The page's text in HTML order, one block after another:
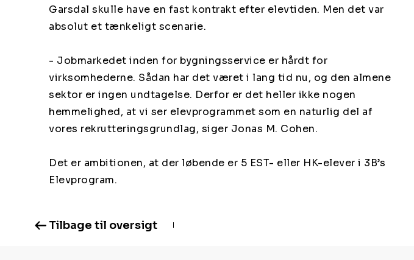
Garsdal skulle have en fast kontrakt efter elevtiden. Men det var
absolut et tænkeligt scenarie.
- Jobmarkedet inden for bygningsservice er hårdt for
virksomhederne. Sådan har det været i lang tid nu, og den almene
sektor er ingen undtagelse. Derfor er det heller ikke nogen
hemmelighed, at vi ser elevprogrammet som en naturlig del af
vores rekrutteringsgrundlag, siger Jonas M. Cohen.
Det er ambitionen, at der løbende er 5 EST- eller HK-elever i 3B’s
Elevprogram.
Tilbage til oversigt